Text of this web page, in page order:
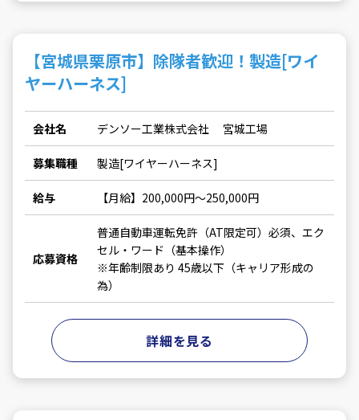
【宮城県栗原市】除隊者歓迎！製造[ワイ
ヤーハーネス]
会社名 デンソー工業株式会社 宮城工場
募集職種 製造[ワイヤーハーネス]
給与 【月給】200,000円～250,000円
応募資格
普通自動車運転免許（AT限定可）必須、エク
セル・ワード（基本操作）
※年齢制限あり 45歳以下（キャリア形成の
為）
詳細を見る